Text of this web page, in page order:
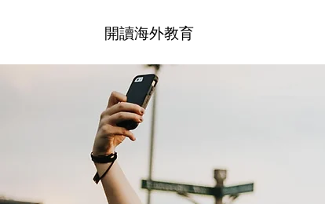
開讀海外教育